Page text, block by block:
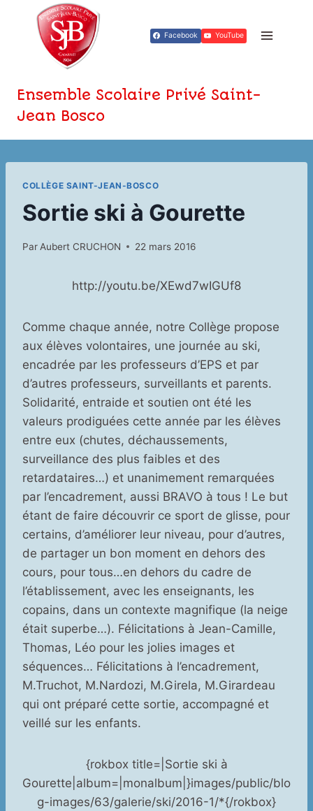
contenu
Facebook YouTube
Ensemble Scolaire Privé Saint-
Jean Bosco
COLLÈGE SAINT-JEAN-BOSCO
Sortie ski à Gourette
Par Aubert CRUCHON 22 mars 2016
http://youtu.be/XEwd7wIGUf8
Comme chaque année, notre Collège propose
aux élèves volontaires, une journée au ski,
encadrée par les professeurs d’EPS et par
d’autres professeurs, surveillants et parents.
Solidarité, entraide et soutien ont été les
valeurs prodiguées cette année par les élèves
entre eux (chutes, déchaussements,
surveillance des plus faibles et des
retardataires…) et unanimement remarquées
par l’encadrement, aussi BRAVO à tous ! Le but
étant de faire découvrir ce sport de glisse, pour
certains, d’améliorer leur niveau, pour d’autres,
de partager un bon moment en dehors des
cours, pour tous…en dehors du cadre de
l’établissement, avec les enseignants, les
copains, dans un contexte magnifique (la neige
était superbe…). Félicitations à Jean-Camille,
Thomas, Léo pour les jolies images et
séquences… Félicitations à l’encadrement,
M.Truchot, M.Nardozi, M.Girela, M.Girardeau
qui ont préparé cette sortie, accompagné et
veillé sur les enfants.
{rokbox title=|Sortie ski à
Gourette|album=|monalbum|}images/public/blo
g-images/63/galerie/ski/2016-1/*{/rokbox}